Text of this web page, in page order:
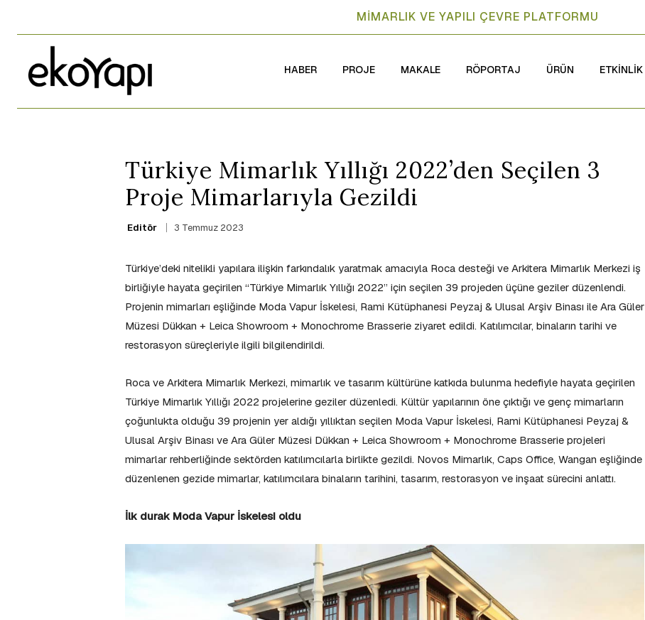
MİMARLIK VE YAPILI ÇEVRE PLATFORMU
HABER PROJE MAKALE RÖPORTAJ ÜRÜN ETKİNLİK
Türkiye Mimarlık Yıllığı 2022’den Seçilen 3
Proje Mimarlarıyla Gezildi
Editör 3 Temmuz 2023
Türkiye’deki nitelikli yapılara ilişkin farkındalık yaratmak amacıyla Roca desteği ve Arkitera Mimarlık Merkezi iş
birliğiyle hayata geçirilen “Türkiye Mimarlık Yıllığı 2022” için seçilen 39 projeden üçüne geziler düzenlendi.
Projenin mimarları eşliğinde Moda Vapur İskelesi, Rami Kütüphanesi Peyzaj & Ulusal Arşiv Binası ile Ara Güler
Müzesi Dükkan + Leica Showroom + Monochrome Brasserie ziyaret edildi. Katılımcılar, binaların tarihi ve
restorasyon süreçleriyle ilgili bilgilendirildi.
Roca ve Arkitera Mimarlık Merkezi, mimarlık ve tasarım kültürüne katkıda bulunma hedefiyle hayata geçirilen
Türkiye Mimarlık Yıllığı 2022 projelerine geziler düzenledi. Kültür yapılarının öne çıktığı ve genç mimarların
çoğunlukta olduğu 39 projenin yer aldığı yıllıktan seçilen Moda Vapur İskelesi, Rami Kütüphanesi Peyzaj &
Ulusal Arşiv Binası ve Ara Güler Müzesi Dükkan + Leica Showroom + Monochrome Brasserie projeleri
mimarlar rehberliğinde sektörden katılımcılarla birlikte gezildi. Novos Mimarlık, Caps Office, Wangan eşliğinde
düzenlenen gezide mimarlar, katılımcılara binaların tarihini, tasarım, restorasyon ve inşaat sürecini anlattı.
İlk durak Moda Vapur İskelesi oldu